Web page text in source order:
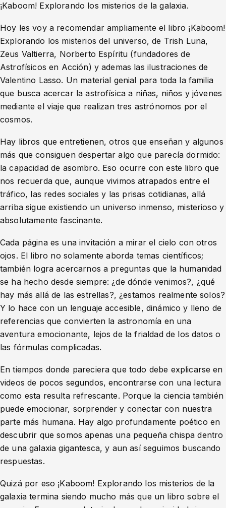
¡Kaboom! Explorando los misterios de la galaxia.
Hoy les voy a recomendar ampliamente el libro ¡Kaboom!
Explorando los misterios del universo, de Trish Luna,
Zeus Valtierra, Norberto Espíritu (fundadores de
Astrofísicos en Acción) y ademas las ilustraciones de
Valentino Lasso. Un material genial para toda la familia
que busca acercar la astrofísica a niñas, niños y jóvenes
mediante el viaje que realizan tres astrónomos por el
cosmos.
Hay libros que entretienen, otros que enseñan y algunos
más que consiguen despertar algo que parecía dormido:
la capacidad de asombro. Eso ocurre con este libro que
nos recuerda que, aunque vivimos atrapados entre el
tráfico, las redes sociales y las prisas cotidianas, allá
arriba sigue existiendo un universo inmenso, misterioso y
absolutamente fascinante.
Cada página es una invitación a mirar el cielo con otros
ojos. El libro no solamente aborda temas científicos;
también logra acercarnos a preguntas que la humanidad
se ha hecho desde siempre: ¿de dónde venimos?, ¿qué
hay más allá de las estrellas?, ¿estamos realmente solos?
Y lo hace con un lenguaje accesible, dinámico y lleno de
referencias que convierten la astronomía en una
aventura emocionante, lejos de la frialdad de los datos o
las fórmulas complicadas.
En tiempos donde pareciera que todo debe explicarse en
videos de pocos segundos, encontrarse con una lectura
como esta resulta refrescante. Porque la ciencia también
puede emocionar, sorprender y conectar con nuestra
parte más humana. Hay algo profundamente poético en
descubrir que somos apenas una pequeña chispa dentro
de una galaxia gigantesca, y aun así seguimos buscando
respuestas.
Quizá por eso ¡Kaboom! Explorando los misterios de la
galaxia termina siendo mucho más que un libro sobre el